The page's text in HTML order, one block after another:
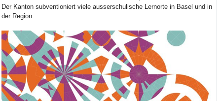
Der Kanton subventioniert viele ausserschulische Lernorte in Basel und in
der Region.